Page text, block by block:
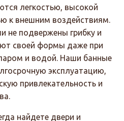
легкостью, высокой
к внешним воздействиям.
не подвержены грибку и
своей формы даже при
и водой. Наши банные
эксплуатацию,
привлекательность и
найдете двери и